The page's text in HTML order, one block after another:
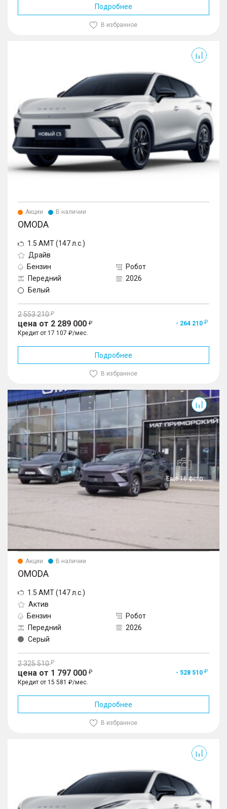
Подробнее
В избранное
Акции В наличии
OMODA
1.5 AMT (147 л.с.)
Драйв
Бензин
Робот
Передний
2026
Белый
2 553 210
цена от 2 289 000
- 264 210
Кредит от 17 107 ₽/мес.
Подробнее
В избранное
Еще 16 фото
Акции В наличии
OMODA
1.5 AMT (147 л.с.)
Актив
Бензин
Робот
Передний
2026
Серый
2 325 510
цена от 1 797 000
- 528 510
Кредит от 15 581 ₽/мес.
Подробнее
В избранное